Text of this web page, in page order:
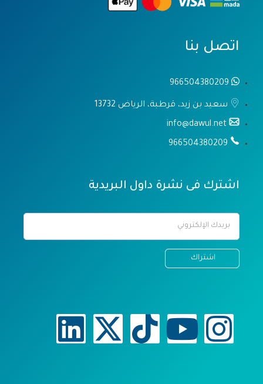
اتصل بنا
966504380209
سعيد بن زيد، قرطبة، الرياض 13732
info@dawul.net
966504380209
اشترك فى نشرة داول البريدية